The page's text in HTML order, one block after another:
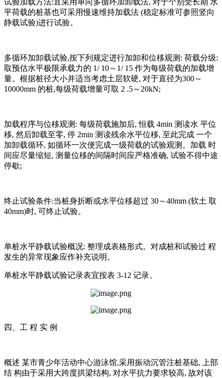
平荷载的桩基也可采用慢速维持加载法 (稳定标准可参照竖向
静载试验)进行试验。
多循环加卸载试验,按下列规定进行加卸和位移观测: 荷载分级:
取预估水平极限承载力的 1/ 10～1/ 15 作为每级荷载的加载增
量。根据桩径大小并适当考虑土层软硬, 对于直径为300～
10000mm 的桩,每级荷载增量可取 2 .5～20kN;
加载程序与位移观测: 每级荷载施加后, 恒载 4min 测读水 平位
移, 然后卸载至零, 停 2min 测读残余水平位移, 至此完成 一个
加卸载循环, 如循环一次便完成一级荷载的试验观测。加载 时
间应尽量缩短, 测量位移的间隔时间应严格准确, 试验不得中途
停歇;
终止试验条件:当桩身折断或水平位移超过 30～40mm (软土 取
40mm)时, 可终止试验。
单桩水平静载试验概况: 整理成表格形式。对成桩和试验过 程
发生的异常现象应作补充说明。
单桩水平静载试验记录表宜按表 3-12 记录。
四、工 程 实 例
概述 某市青少年活动中心游泳馆,采用振动沉管注桩基础, 上部
结 构由于采用大跨度拱梁结构, 对水平抗力要求较高, 故对该